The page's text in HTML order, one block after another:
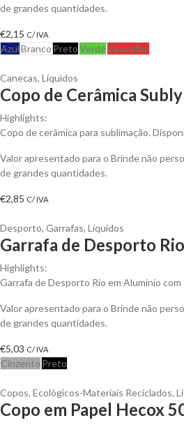
de grandes quantidades.
€2,15 C/ IVA
AzulBranco PretoVerdeVermelho
Canecas, Líquidos
Copo de Cerâmica
Highlights:
Copo de cerâmica para sublimação.
Valor apresentado para o Brinde não
de grandes quantidades.
€2,85 C/ IVA
Desporto, Garrafas, Líquidos
Garrafa de Desporto
Highlights:
Garrafa de Desporto Rio em Alumínio
Valor apresentado para o Brinde não
de grandes quantidades.
€5,03 C/ IVA
Cinzento Preto
Copos, Ecológicos-Materiais Reciclados,
Copo em Papel Hecox